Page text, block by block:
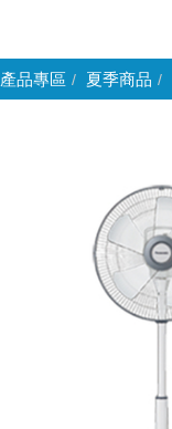
產品專區 夏季商品